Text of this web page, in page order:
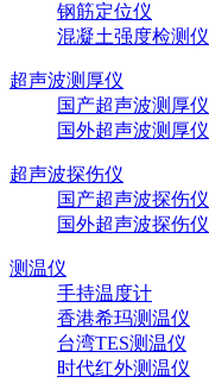
钢筋定位仪
混凝土强度检测仪
超声波测厚仪
国产超声波测厚仪
国外超声波测厚仪
超声波探伤仪
国产超声波探伤仪
国外超声波探伤仪
测温仪
手持温度计
香港希玛测温仪
台湾TES测温仪
时代红外测温仪